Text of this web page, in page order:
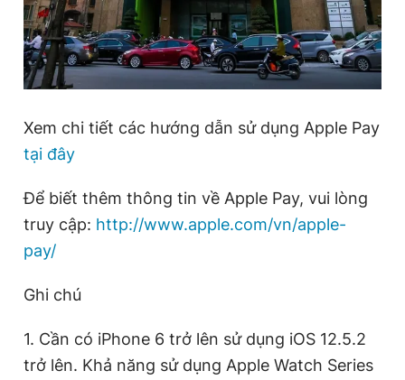
Xem chi tiết các hướng dẫn sử dụng Apple Pay
tại đây
Để biết thêm thông tin về Apple Pay, vui lòng
truy cập: http://www.apple.com/vn/apple-
pay/
Ghi chú
1. Cần có iPhone 6 trở lên sử dụng iOS 12.5.2
trở lên. Khả năng sử dụng Apple Watch Series